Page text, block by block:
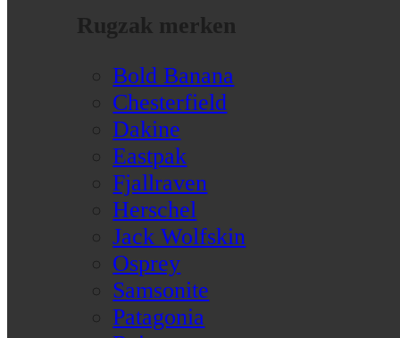
Rugzak merken
Bold Banana
Chesterfield
Dakine
Eastpak
Fjallraven
Herschel
Jack Wolfskin
Osprey
Samsonite
Patagonia